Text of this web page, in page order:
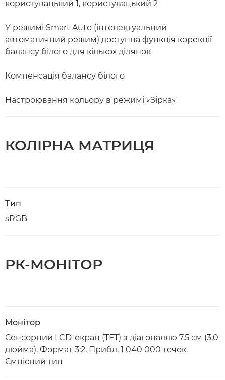
користувацький 1, користувацький 2
У режимі Smart Auto (інтелектуальний
автоматичний режим) доступна функція корекції
балансу білого для кількох ділянок
Компенсація балансу білого
Настроювання кольору в режимі «Зірка»
КОЛІРНА МАТРИЦЯ
Тип
sRGB
РК-МОНІТОР
Монітор
Сенсорний LCD-екран (TFT) з діагоналлю 7,5 см (3,0
дюйма). Формат 3:2. Прибл. 1 040 000 точок.
Ємнісний тип